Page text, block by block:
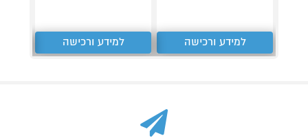
למידע ורכישה למידע ורכישה